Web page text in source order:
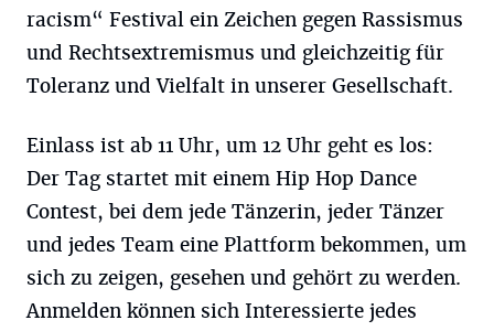
racism“ Festival ein Zeichen gegen Rassismus
und Rechtsextremismus und gleichzeitig für
Toleranz und Vielfalt in unserer Gesellschaft.
Einlass ist ab 11 Uhr, um 12 Uhr geht es los:
Der Tag startet mit einem Hip Hop Dance
Contest, bei dem jede Tänzerin, jeder Tänzer
und jedes Team eine Plattform bekommen, um
sich zu zeigen, gesehen und gehört zu werden.
Anmelden können sich Interessierte jedes